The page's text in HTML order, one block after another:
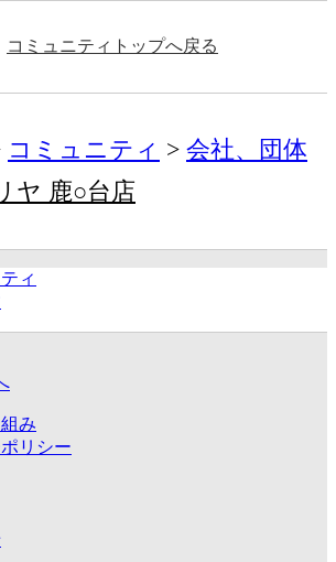
コミュニティトップへ戻る
コミュニティ
会社、団体
ヤ 鹿○台店
ィ
み
リシー